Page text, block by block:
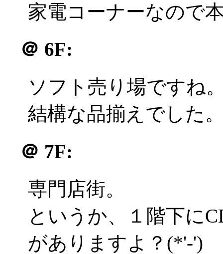
家電コーナーなので
＠ 6F:
ソフト売り場ですね
結構な品揃えでした
＠ 7F:
専門店街。
というか、１階下に
がありますよ？(*'-')